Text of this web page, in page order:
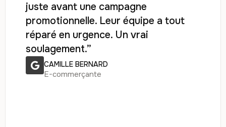
juste avant une campagne
promotionnelle. Leur équipe a tout
réparé en urgence. Un vrai
soulagement.”
CAMILLE BERNARD
E-commerçante